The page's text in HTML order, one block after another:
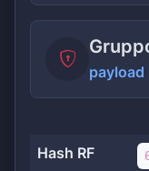
payload
Hash RF